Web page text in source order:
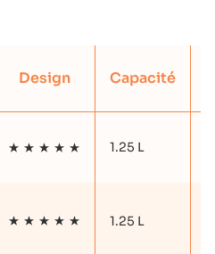
Design Capacité
1.25 L
1.25 L